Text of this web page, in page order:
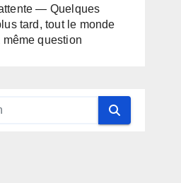
— Quelques
tard, tout le monde
même question